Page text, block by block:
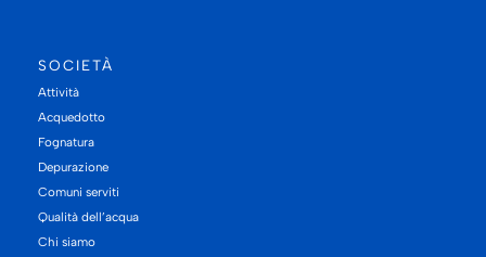
SOCIETÀ
Attività
Acquedotto
Fognatura
Depurazione
Comuni serviti
Qualità dell’acqua
Chi siamo